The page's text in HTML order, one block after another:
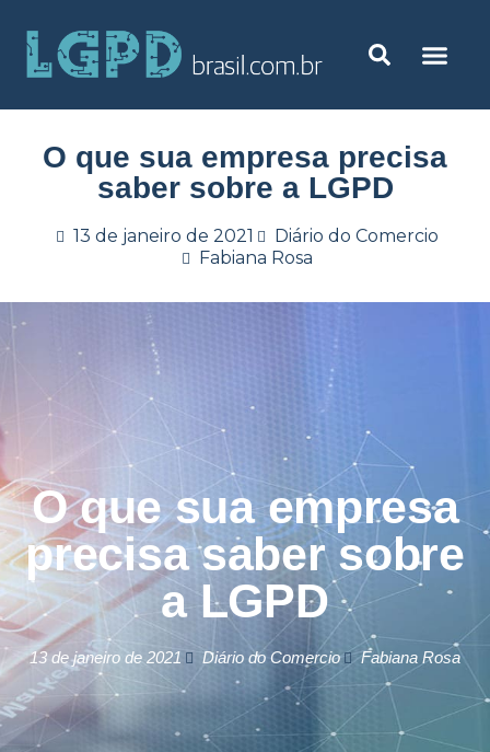
O que sua empresa precisa
saber sobre a LGPD
13 de janeiro de 2021
Diário do Comercio
Fabiana Rosa
O que sua empresa
precisa saber sobre
a LGPD
13 de janeiro de 2021 Diário do Comercio Fabiana Rosa